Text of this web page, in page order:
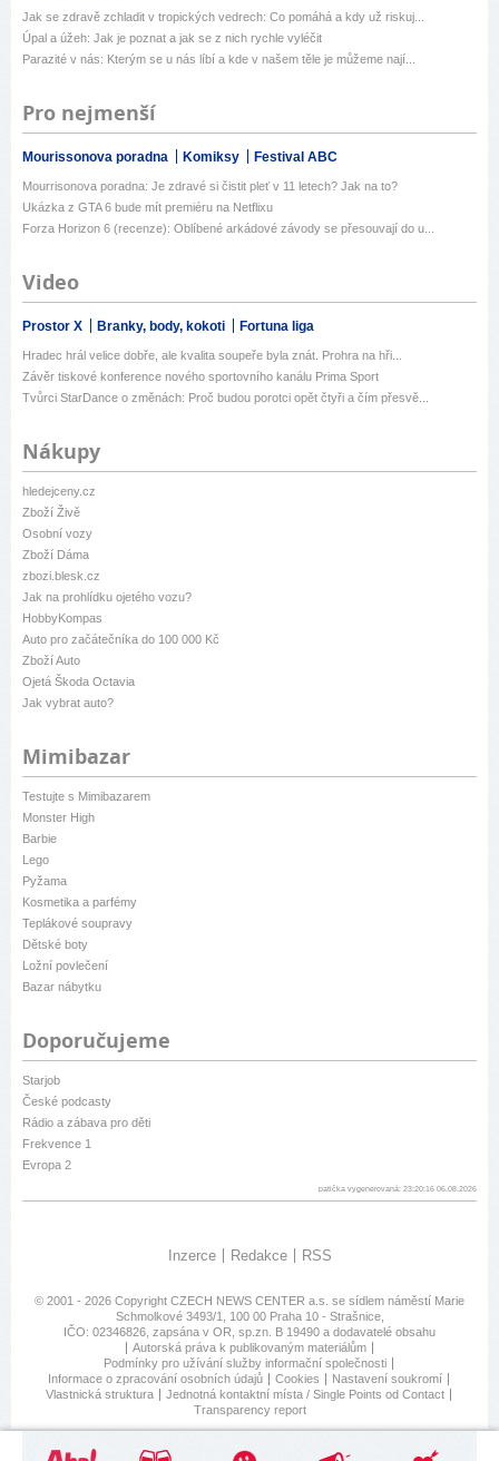
Jak se zdravě zchladit v tropických vedrech: Co pomáhá a kdy už riskuj...
Úpal a úžeh: Jak je poznat a jak se z nich rychle vyléčit
Parazité v nás: Kterým se u nás líbí a kde v našem těle je můžeme nají...
Pro nejmenší
Mourissonova poradna Komiksy Festival ABC
Mourrisonova poradna: Je zdravé si čistit pleť v 11 letech? Jak na to?
Ukázka z GTA 6 bude mít premiéru na Netflixu
Forza Horizon 6 (recenze): Oblíbené arkádové závody se přesouvají do u...
Video
Prostor X Branky, body, kokoti Fortuna liga
Hradec hrál velice dobře, ale kvalita soupeře byla znát. Prohra na hři...
Závěr tiskové konference nového sportovního kanálu Prima Sport
Tvůrci StarDance o změnách: Proč budou porotci opět čtyři a čím přesvě...
Nákupy
hledejceny.cz
Zboží Živě
Osobní vozy
Zboží Dáma
zbozi.blesk.cz
Jak na prohlídku ojetého vozu?
HobbyKompas
Auto pro začátečníka do 100 000 Kč
Zboží Auto
Ojetá Škoda Octavia
Jak vybrat auto?
Mimibazar
Testujte s Mimibazarem
Monster High
Barbie
Lego
Pyžama
Kosmetika a parfémy
Teplákové soupravy
Dětské boty
Ložní povlečení
Bazar nábytku
Doporučujeme
Starjob
České podcasty
Rádio a zábava pro děti
Frekvence 1
Evropa 2
patička vygenerovaná: 23:20:16 06.08.2026
Inzerce Redakce RSS
© 2001 - 2026 Copyright CZECH NEWS CENTER a.s. se sídlem náměstí Marie
Schmolkové 3493/1, 100 00 Praha 10 - Strašnice,
IČO: 02346826, zapsána v OR, sp.zn. B 19490 a dodavatelé obsahu
Autorská práva k publikovaným materiálům
Podmínky pro užívání služby informační společnosti
Informace o zpracování osobních údajů
Cookies
Nastavení soukromí
Vlastnická struktura
Jednotná kontaktní místa / Single Points od Contact
Transparency report